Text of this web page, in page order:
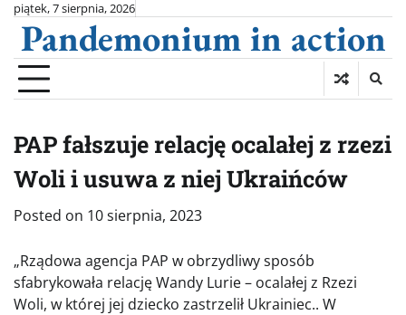
Skip
content
piątek, 7 sierpnia, 2026
Pandemonium in action
PAP fałszuje relację ocalałej z rzezi
Woli i usuwa z niej Ukraińców
Posted on 10 sierpnia, 2023
„Rządowa agencja PAP w obrzydliwy sposób
sfabrykowała relację Wandy Lurie – ocalałej z Rzezi
Woli, w której jej dziecko zastrzelił Ukrainiec.. W